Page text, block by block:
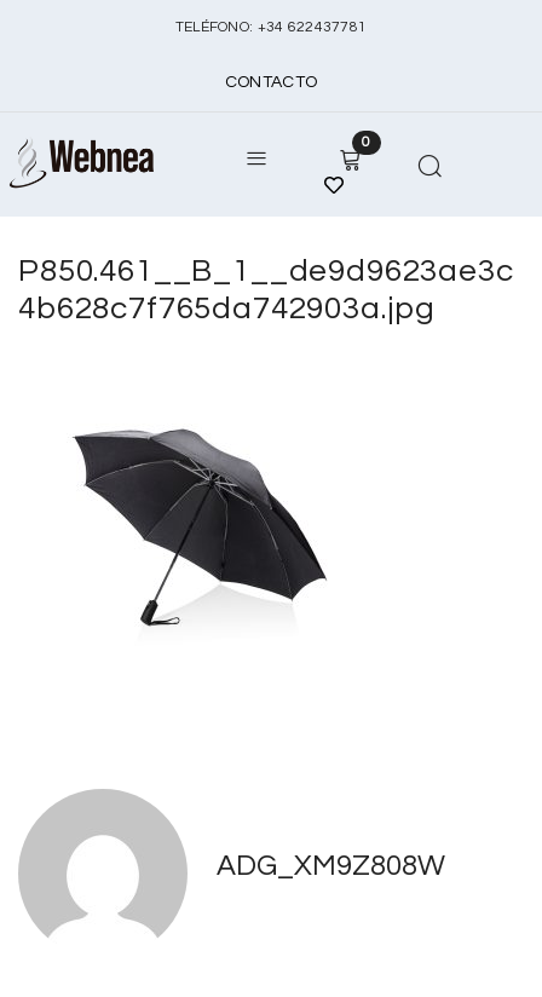
TELÉFONO: +34 622437781
CONTACTO
0
P850.461__B_1__de9d9623ae3c
4b628c7f765da742903a.jpg
ADG_XM9Z808W